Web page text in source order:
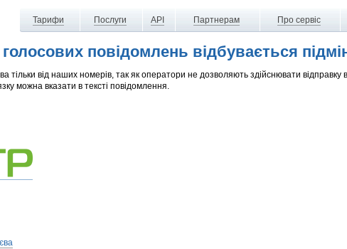
Тарифи Послуги API Партнерам Про сервіс
повідомлень відбувається
тільки від наших номерів, так як оператори не дозволяють здійснювати відправку
можна вказати в тексті повідомлення.